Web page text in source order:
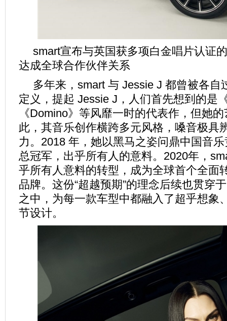
smart宣布与英国获多项白金唱片认证
达成全球合作伙伴关系
多年来，smart 与 Jessie J 都曾被各自
定义，提起 Jessie J，人们首先想到的是
《Domino》等风靡一时的代表作，但她
此，其音乐创作横跨多元风格，嗓音极具
力。2018 年，她以黑马之姿问鼎中国音
总冠军，出乎所有人的意料。2020年，
乎所有人意料的转型，成为全球首个全面
品牌。这份“超越预期”的理念后续也贯穿
之中，为每一款车型中都融入了超乎想象
节设计。